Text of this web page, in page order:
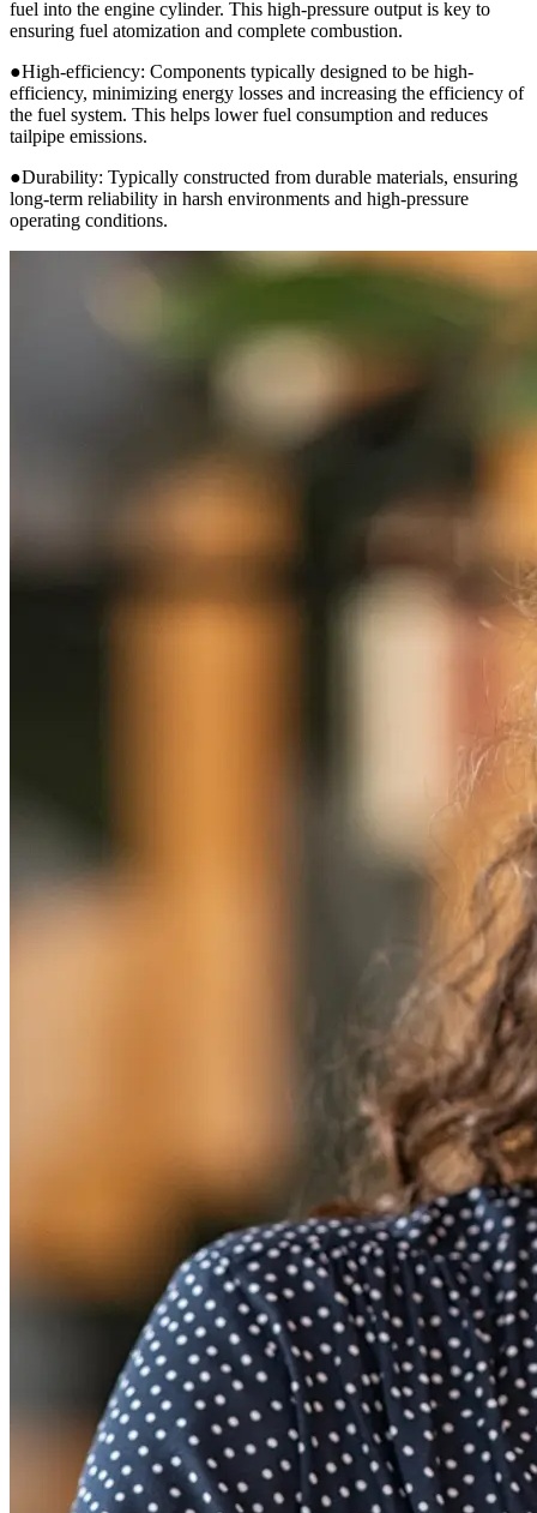
fuel into the engine cylinder. This high-pressure output is key to
ensuring fuel atomization and complete combustion.
●High-efficiency: Components typically designed to be high-
efficiency, minimizing energy losses and increasing the efficiency of
the fuel system. This helps lower fuel consumption and reduces
tailpipe emissions.
●Durability: Typically constructed from durable materials, ensuring
long-term reliability in harsh environments and high-pressure
operating conditions.